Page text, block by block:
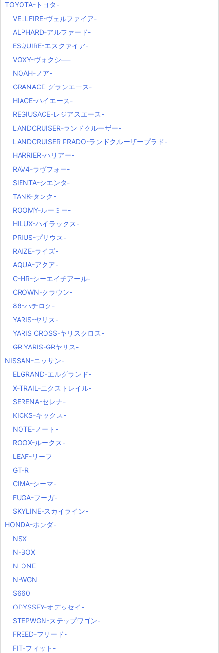
TOYOTA-トヨタ-
VELLFIRE-ヴェルファイア-
ALPHARD-アルファード-
ESQUIRE-エスクァイア-
VOXY-ヴォクシ―-
NOAH-ノア-
GRANACE-グランエース-
HIACE-ハイエース-
REGIUSACE-レジアスエース-
LANDCRUISER-ランドクルーザー-
LANDCRUISER PRADO-ランドクルーザープラド-
HARRIER-ハリアー-
RAV4-ラヴフォー-
SIENTA-シエンタ-
TANK-タンク-
ROOMY-ルーミー-
HILUX-ハイラックス-
PRIUS-プリウス-
RAIZE-ライズ-
AQUA-アクア-
C-HR-シーエイチアール-
CROWN-クラウン-
86-ハチロク-
YARIS-ヤリス-
YARIS CROSS-ヤリスクロス-
GR YARIS-GRヤリス-
NISSAN-ニッサン-
ELGRAND-エルグランド-
X-TRAIL-エクストレイル-
SERENA-セレナ-
KICKS-キックス-
NOTE-ノート-
ROOX-ルークス-
LEAF-リーフ-
GT-R
CIMA-シーマ-
FUGA-フーガ-
SKYLINE-スカイライン-
HONDA-ホンダ-
NSX
N-BOX
N-ONE
N-WGN
S660
ODYSSEY-オデッセイ-
STEPWGN-ステップワゴン-
FREED-フリード-
FIT-フィット-